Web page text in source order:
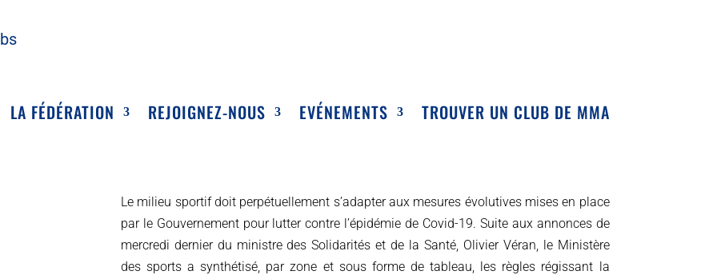
LA FÉDÉRATION REJOIGNEZ-NOUS EVÉNEMENTS TROUVER UN CLUB DE MMA
Le milieu sportif doit perpétuellement s’adapter aux mesures évolutives mises en place
par le Gouvernement pour lutter contre l’épidémie de Covid-19. Suite aux annonces de
mercredi dernier du ministre des Solidarités et de la Santé, Olivier Véran, le Ministère
des sportsa synthétisé, par zone et sous forme de tableau, les règles régissant la